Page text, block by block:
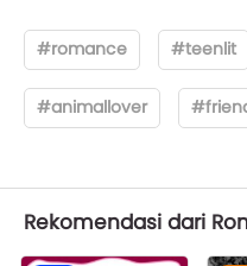
#romance #teenlit
#animallover
Rekomendasi dari